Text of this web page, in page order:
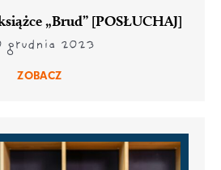
„Brud” [POSŁUCHAJ]
grudnia 2023
ZOBACZ